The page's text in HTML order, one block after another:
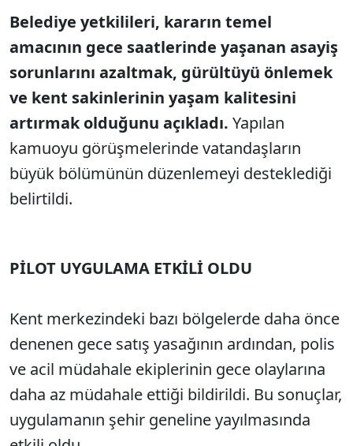
SÖZCÜ SON DAKİKA
Belediye yetkilileri, kararın temel
amacının gece saatlerinde yaşanan asayiş
sorunlarını azaltmak, gürültüyü önlemek
ve kent sakinlerinin yaşam kalitesini
artırmak olduğunu açıkladı. Yapılan
kamuoyu görüşmelerinde vatandaşların
büyük bölümünün düzenlemeyi desteklediği
belirtildi.
PİLOT UYGULAMA ETKİLİ OLDU
Kent merkezindeki bazı bölgelerde daha önce
denenen gece satış yasağının ardından, polis
ve acil müdahale ekiplerinin gece olaylarına
daha az müdahale ettiği bildirildi. Bu sonuçlar,
uygulamanın şehir geneline yayılmasında